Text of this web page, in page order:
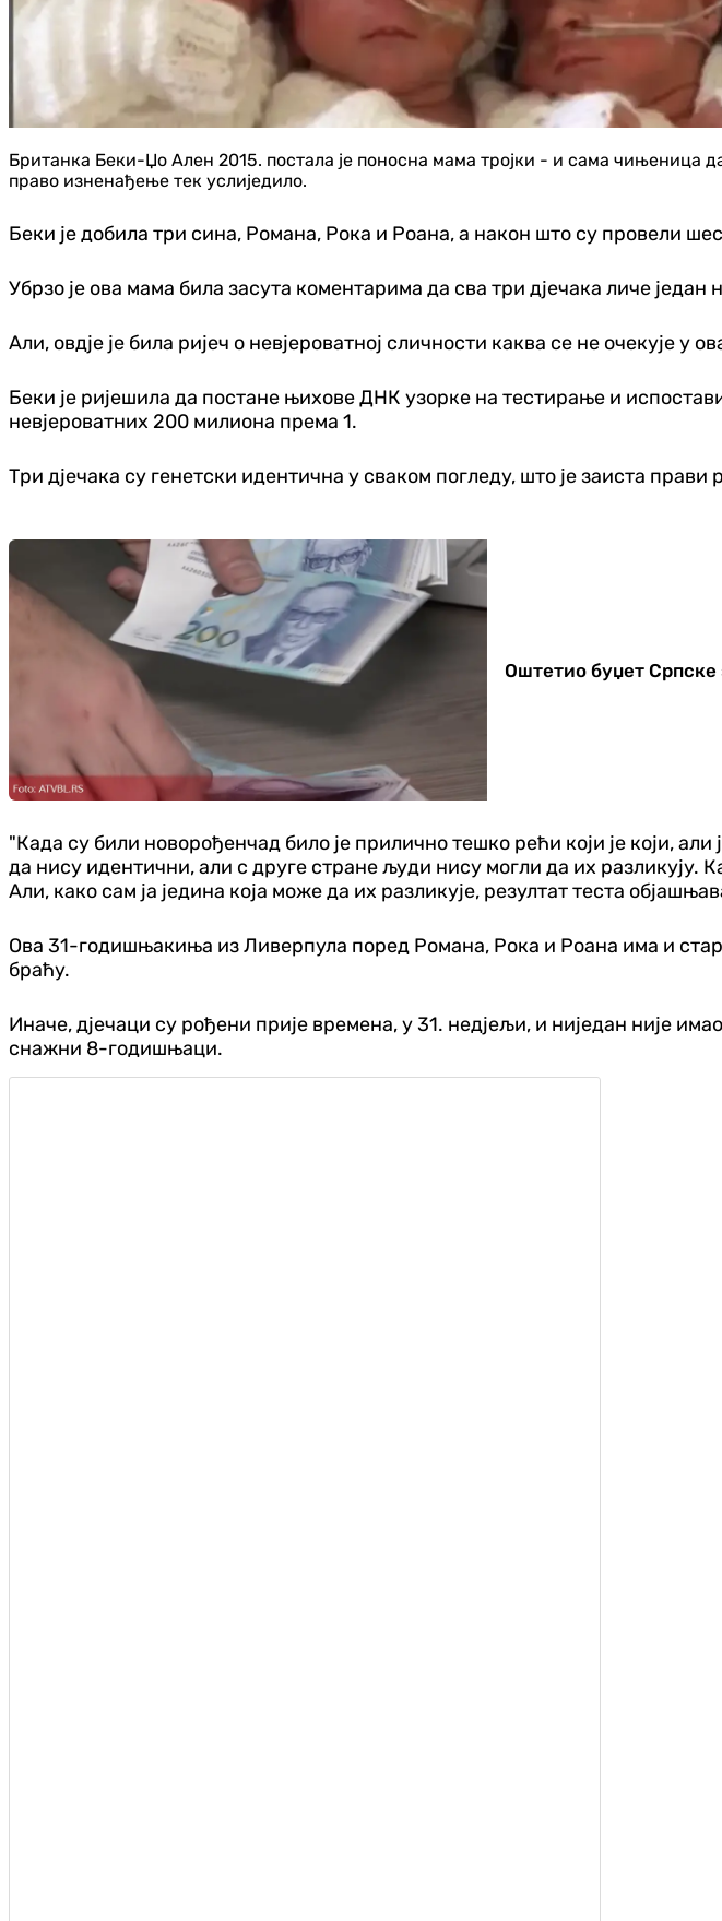
Британка Беки-Џо Ален 2015. постала је поносна мама тројки - и сама чињеница
право изненађење тек услиједило.
Беки је добила три сина, Романа, Рока и Роана, а након што су провели
Убрзо је ова мама била засута коментарима да сва три дјечака личе један
Али, овдје је била ријеч о невјероватној сличности каква се не очекује у
Беки је ријешила да постане њихове ДНК узорке на тестирање и
невјероватних 200 милиона према 1.
Три дјечака су генетски идентична у сваком погледу, што је заиста прави
Оштетио буџет
"Када су били новорођенчад било је прилично тешко рећи који је који,
да нису идентични, али с друге стране људи нису могли да их
Али, како сам ја једина која може да их разликује, резултат теста
Ова 31-годишњакиња из Ливерпула поред Романа, Рока и Роана има и
браћу.
Иначе, дјечаци су рођени прије времена, у 31. недјељи, и ниједан није
снажни 8-годишњаци.